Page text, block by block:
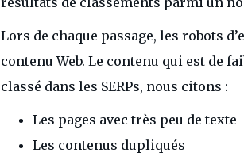
Lors de chaque passage, les robots
contenu Web. Le contenu qui est de
classé dans les SERPs, nous citons :
Les pages avec très peu de texte
Les contenus dupliqués